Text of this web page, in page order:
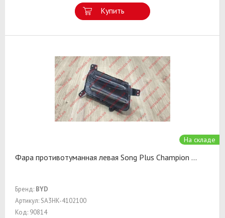
Купить
На складе
Фара противотуманная левая Song Plus Champion ...
Бренд: BYD
Артикул: SA3HK-4102100
Код: 90814